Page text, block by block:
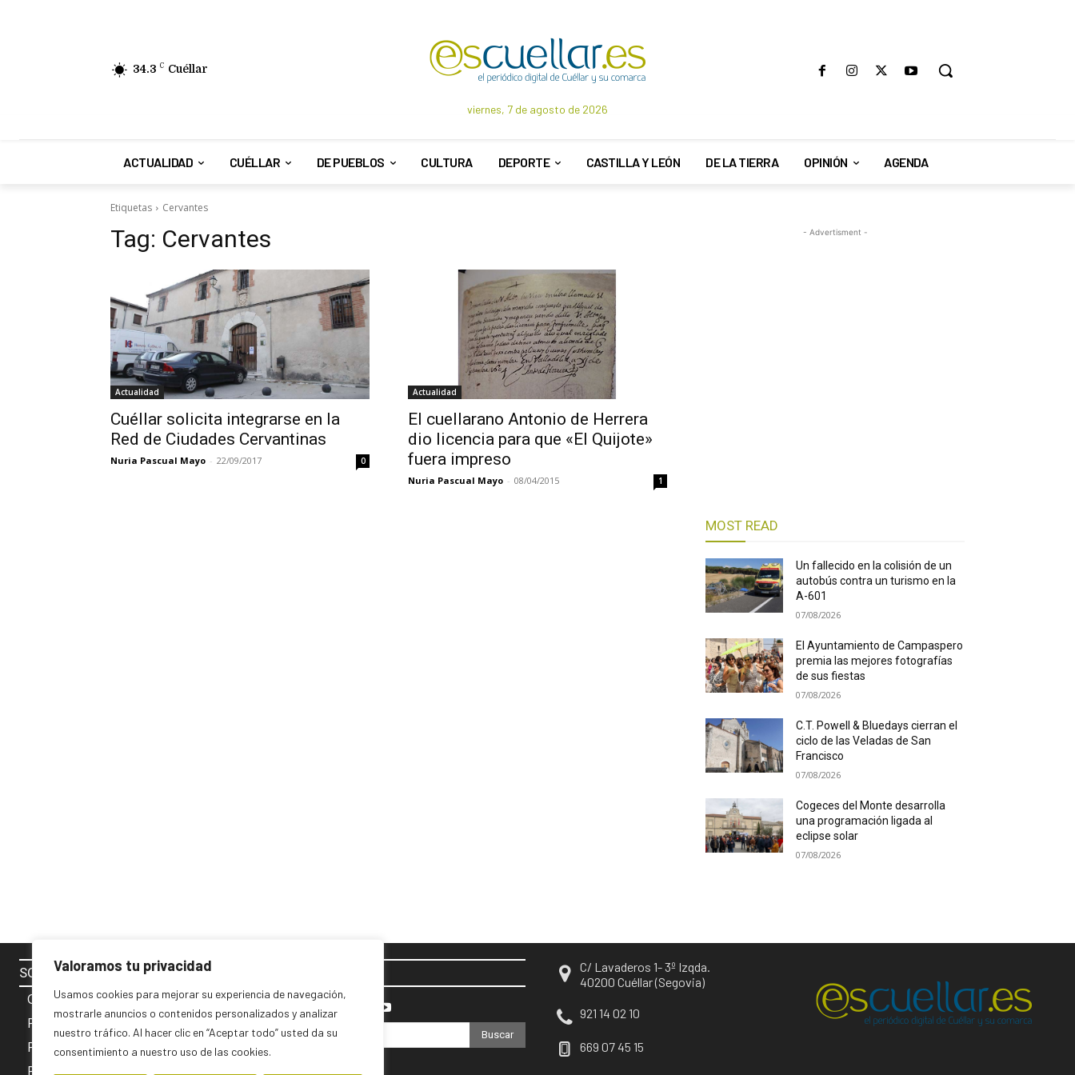
Valoramos tu privacidad
Usamos cookies para mejorar su experiencia de navegación,
mostrarle anuncios o contenidos personalizados y analizar
nuestro tráfico. Al hacer clic en “Aceptar todo” usted da su
consentimiento a nuestro uso de las cookies.
34.3 C Cuéllar
viernes, 7 de agosto de 2026
ACTUALIDAD CUÉLLAR DE PUEBLOS CULTURA DEPORTE CASTILLA Y LEÓN DE LA TIERRA OPINIÓN AGENDA
Etiquetas Cervantes
Tag: Cervantes
Actualidad
Cuéllar solicita integrarse en la
Red de Ciudades Cervantinas
Nuria Pascual Mayo - 22/09/2017 0
Actualidad
El cuellarano Antonio de Herrera
dio licencia para que «El Quijote»
fuera impreso
Nuria Pascual Mayo - 08/04/2015 1
- Advertisment -
MOST READ
Un fallecido en la colisión de un
autobús contra un turismo en la
A-601
07/08/2026
El Ayuntamiento de Campaspero
premia las mejores fotografías
de sus fiestas
07/08/2026
C.T. Powell & Bluedays cierran el
ciclo de las Veladas de San
Francisco
07/08/2026
Cogeces del Monte desarrolla
una programación ligada al
eclipse solar
07/08/2026
SOBRE NOSOTROS
Contacto
Política de cookies
Privacidad y Aviso Legal
PUBLICIDAD
Buscar
C/ Lavaderos 1- 3º Izqda.
40200 Cuéllar (Segovia)
921 14 02 10
669 07 45 15